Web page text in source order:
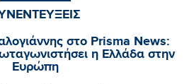
στο Prisma News:
η Ελλάδα στην
Ευρώπη